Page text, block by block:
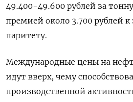
49.400-49.600 рублей за
премией около 3.700 рублей
паритету.
Международные цены на
идут вверх, чему
производственной